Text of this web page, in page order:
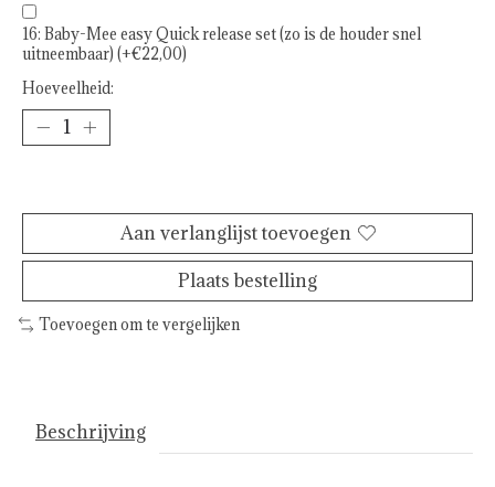
16: Baby-Mee easy Quick release set (zo is de houder snel
uitneembaar) (+€22,00)
Hoeveelheid:
Aan verlanglijst toevoegen
Plaats bestelling
Toevoegen om te vergelijken
Beschrijving